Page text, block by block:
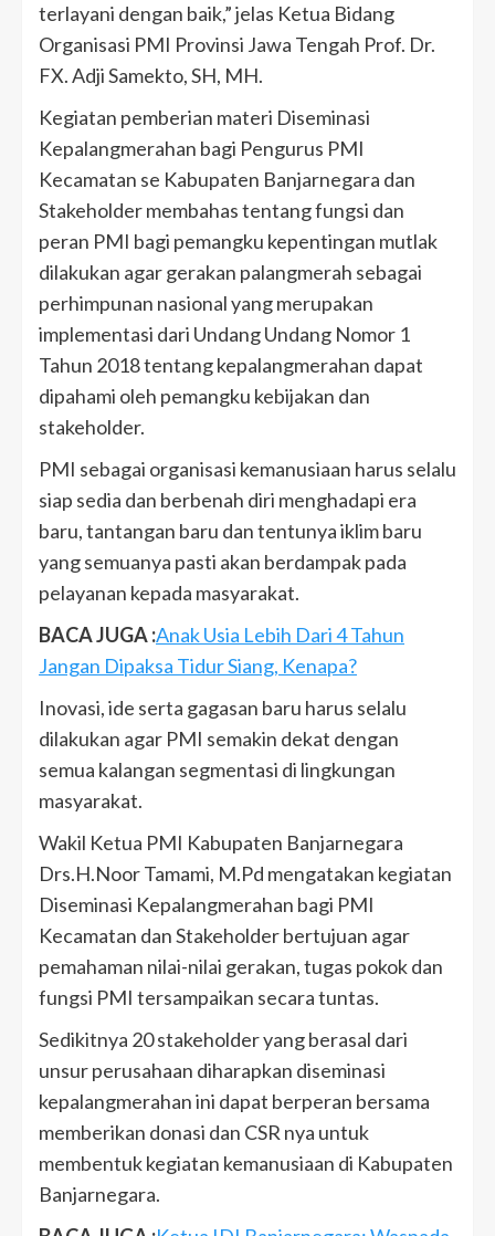
terlayani dengan baik,” jelas Ketua Bidang
Organisasi PMI Provinsi Jawa Tengah Prof. Dr.
FX. Adji Samekto, SH, MH.
Kegiatan pemberian materi Diseminasi
Kepalangmerahan bagi Pengurus PMI
Kecamatan se Kabupaten Banjarnegara dan
Stakeholder membahas tentang fungsi dan
peran PMI bagi pemangku kepentingan mutlak
dilakukan agar gerakan palangmerah sebagai
perhimpunan nasional yang merupakan
implementasi dari Undang Undang Nomor 1
Tahun 2018 tentang kepalangmerahan dapat
dipahami oleh pemangku kebijakan dan
stakeholder.
PMI sebagai organisasi kemanusiaan harus selalu
siap sedia dan berbenah diri menghadapi era
baru, tantangan baru dan tentunya iklim baru
yang semuanya pasti akan berdampak pada
pelayanan kepada masyarakat.
BACA JUGA :Anak Usia Lebih Dari 4 Tahun
Jangan Dipaksa Tidur Siang, Kenapa?
Inovasi, ide serta gagasan baru harus selalu
dilakukan agar PMI semakin dekat dengan
semua kalangan segmentasi di lingkungan
masyarakat.
Wakil Ketua PMI Kabupaten Banjarnegara
Drs.H.Noor Tamami, M.Pd mengatakan kegiatan
Diseminasi Kepalangmerahan bagi PMI
Kecamatan dan Stakeholder bertujuan agar
pemahaman nilai-nilai gerakan, tugas pokok dan
fungsi PMI tersampaikan secara tuntas.
Sedikitnya 20 stakeholder yang berasal dari
unsur perusahaan diharapkan diseminasi
kepalangmerahan ini dapat berperan bersama
memberikan donasi dan CSR nya untuk
membentuk kegiatan kemanusiaan di Kabupaten
Banjarnegara.